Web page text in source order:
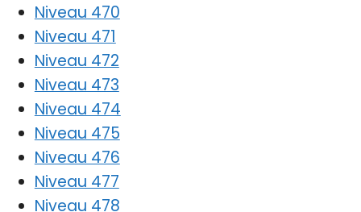
Niveau 470
Niveau 471
Niveau 472
Niveau 473
Niveau 474
Niveau 475
Niveau 476
Niveau 477
Niveau 478